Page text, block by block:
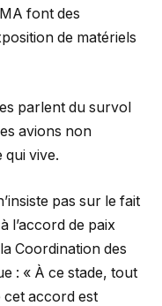
font des
de matériels
parlent du survol
avions non
qui vive.
pas sur le fait
l’accord de paix
Coordination des
: « À ce stade, tout
cet accord est